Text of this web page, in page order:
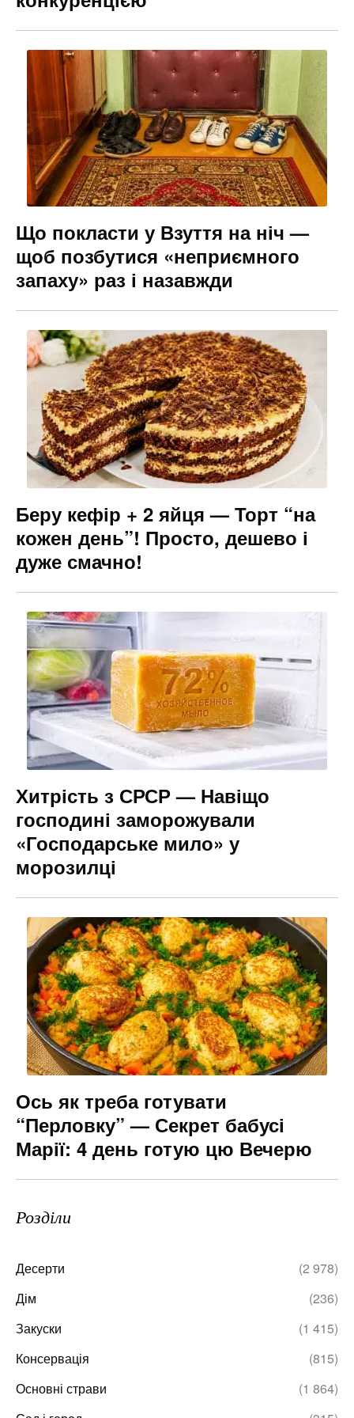
Що покласти у Взуття на ніч —
щоб позбутися «неприємного
запаху» раз і назавжди
Беру кефір + 2 яйця — Торт “на
кожен день”! Просто, дешево і
дуже смачно!
Хитрість з СРСР — Навіщо
господині заморожували
«Господарське мило» у
морозилці
Ось як треба готувати
“Перловку” — Секрет бабусі
Марії: 4 день готую цю Вечерю
Розділи
Десерти
(2 978)
Дім
(236)
Закуски
(1 415)
Консервація
(815)
Основні страви
(1 864)